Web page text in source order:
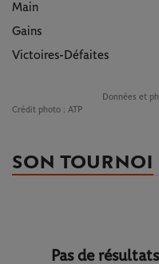
Main
Gains
Victoires-Défaites
Données et
Crédit photo : ATP
SON TOURNOI
Pas de